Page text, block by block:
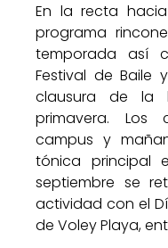
En la recta
programa
temporada así
Festival de Baile
clausura de la
primavera. Los
campus y
tónica principal
septiembre se
actividad con el
de Voley Playa,